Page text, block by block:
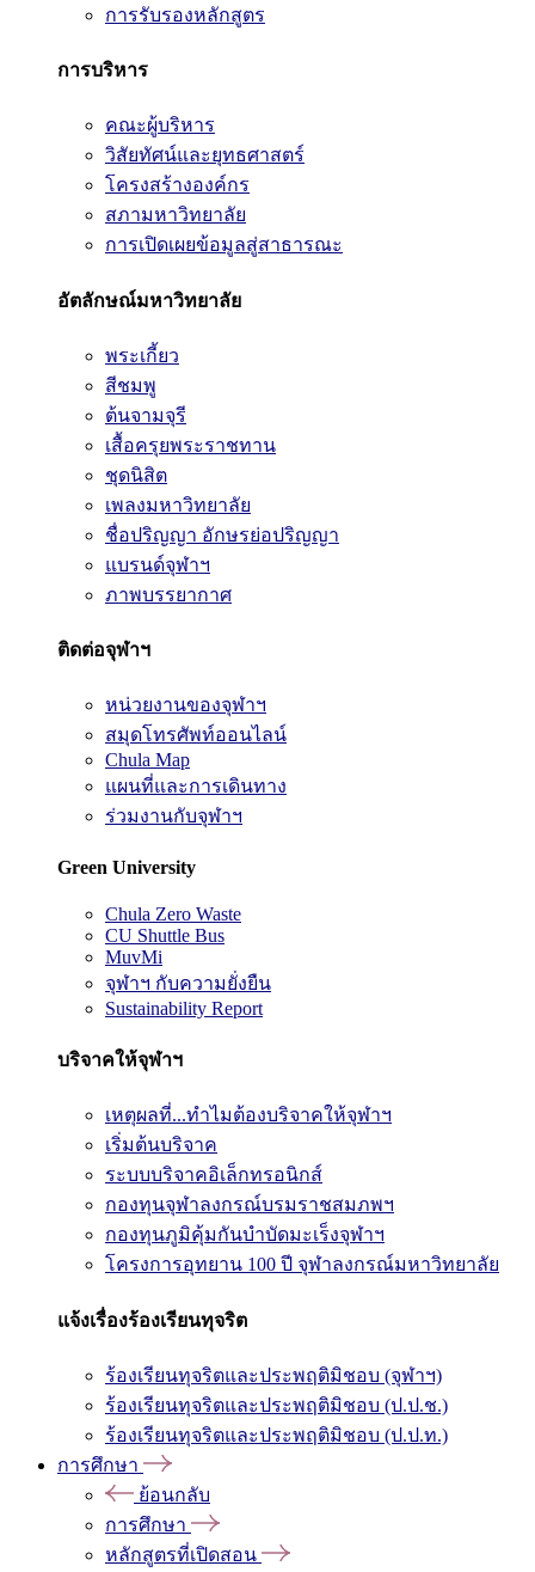
การรับรองหลักสูตร
การบริหาร
คณะผู้บริหาร
วิสัยทัศน์และยุทธศาสตร์
โครงสร้างองค์กร
สภามหาวิทยาลัย
การเปิดเผยข้อมูลสู่สาธารณะ
อัตลักษณ์มหาวิทยาลัย
พระเกี้ยว
สีชมพู
ต้นจามจุรี
เสื้อครุยพระราชทาน
ชุดนิสิต
เพลงมหาวิทยาลัย
ชื่อปริญญา อักษรย่อปริญญา
แบรนด์จุฬาฯ
ภาพบรรยากาศ
ติดต่อจุฬาฯ
หน่วยงานของจุฬาฯ
สมุดโทรศัพท์ออนไลน์
Chula Map
แผนที่และการเดินทาง
ร่วมงานกับจุฬาฯ
Green University
Chula Zero Waste
CU Shuttle Bus
MuvMi
จุฬาฯ กับความยั่งยืน
Sustainability Report
บริจาคให้จุฬาฯ
เหตุผลที่...ทำไมต้องบริจาคให้จุฬาฯ
เริ่มต้นบริจาค
ระบบบริจาคอิเล็กทรอนิกส์
กองทุนจุฬาลงกรณ์บรมราชสมภพฯ
กองทุนภูมิคุ้มกันบำบัดมะเร็งจุฬาฯ
โครงการอุทยาน 100 ปี จุฬาลงกรณ์มหาวิทยาลัย
แจ้งเรื่องร้องเรียนทุจริต
ร้องเรียนทุจริตและประพฤติมิชอบ (จุฬาฯ)
ร้องเรียนทุจริตและประพฤติมิชอบ (ป.ป.ช.)
ร้องเรียนทุจริตและประพฤติมิชอบ (ป.ป.ท.)
การศึกษา
ย้อนกลับ
การศึกษา
หลักสูตรที่เปิดสอน